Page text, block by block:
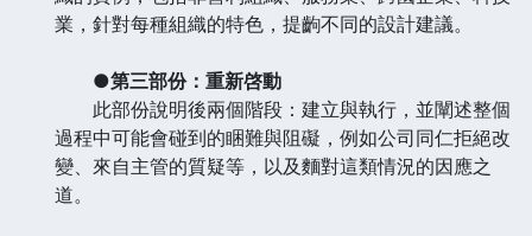
業，針對每種組織的特色，提齣不同的設計建議。
●第三部份：重新啓動
此部份說明後兩個階段：建立與執行，並闡述整個
過程中可能會碰到的睏難與阻礙，例如公司同仁拒絕改
變、來自主管的質疑等，以及麵對這類情況的因應之
道。